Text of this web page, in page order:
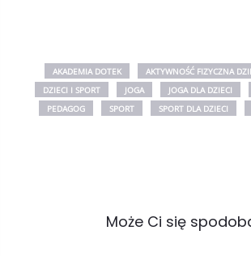
AKADEMIA DOTEK AKTYWNOŚĆ FIZYCZNA
DZIECI I SPORT
JOGA JOGA DLA DZIECI
PEDAGOG
SPORT SPORT DLA DZIECI
Może Ci się